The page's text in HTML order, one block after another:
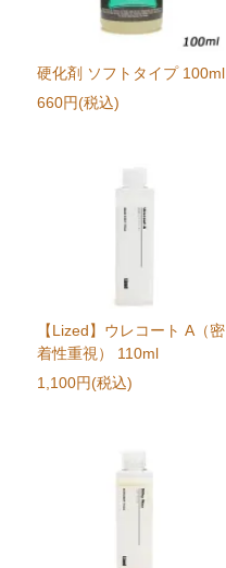
硬化剤 ソフトタイプ 100ml
660円(税込)
【Lized】ウレコート A（密
着性重視） 110ml
1,100円(税込)